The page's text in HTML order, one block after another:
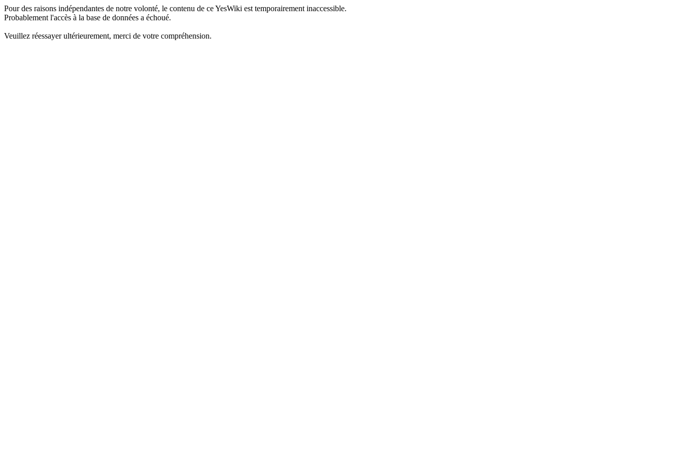
Pour des raisons indépendantes de notre volonté, le contenu de ce YesWiki est temporairement inaccessible.
Probablement l'accès à la base de données a échoué.
Veuillez réessayer ultérieurement, merci de votre compréhension.